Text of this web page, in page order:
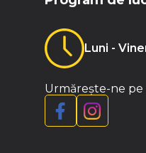
Luni -
Urmărește-ne pe